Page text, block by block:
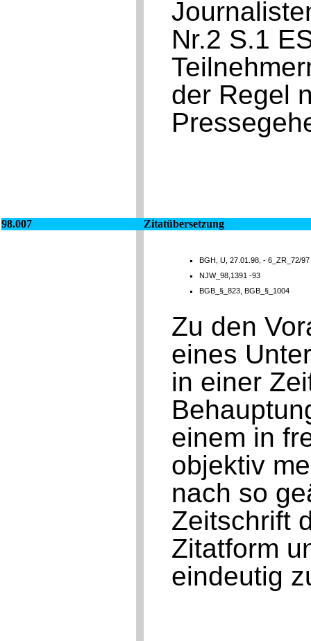
Nr.2 S.1
der Regel
98.007 Zitatübersetzung
BGH, U, 27.01.98, - 6_ZR_72/97
NJW_98,1391 -93
BGB_§_823, BGB_§_1004
Zu den
eines
in einer
einem in
objektiv
nach so
Zeitschrift
Zitatform
eindeutig